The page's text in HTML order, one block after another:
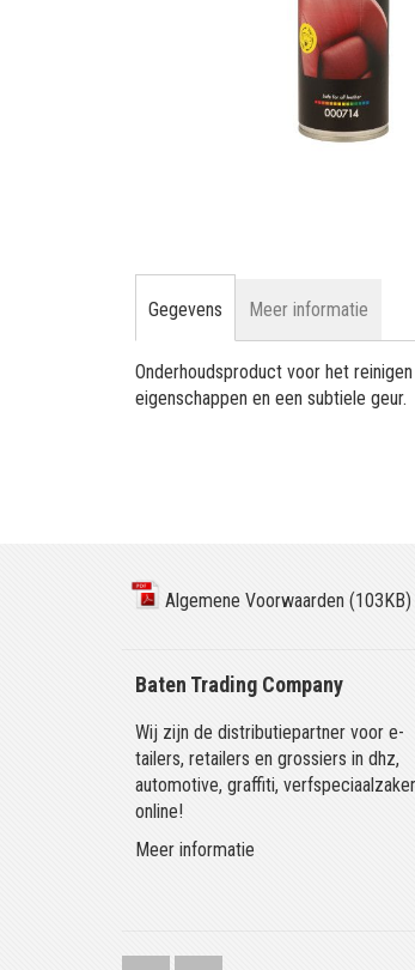
van
afbeeldingen-
Gegevens
Onderhoudsproduct voor het
eigenschappen en een subtiele geur.
Meer informatie
Algemene Voorwaarden (103KB)
Baten Trading Company
Wij zijn de distributiepartner voor e-
tailers, retailers en grossiers in dhz,
automotive, graffiti,
online!
Meer informatie